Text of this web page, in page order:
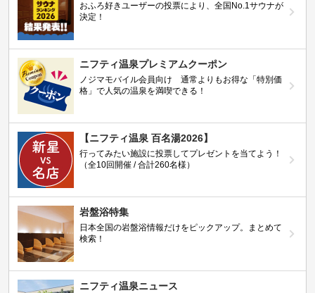
おふろ好きユーザーの投票により、全国No.1サウナが
決定！
ニフティ温泉プレミアムクーポン
ノジマモバイル会員向け 通常よりもお得な「特別価
格」で人気の温泉を満喫できる！
【ニフティ温泉 百名湯2026】
行ってみたい施設に投票してプレゼントを当てよう！
（全10回開催 / 合計260名様）
岩盤浴特集
日本全国の岩盤浴情報だけをピックアップ。まとめて
検索！
ニフティ温泉ニュース